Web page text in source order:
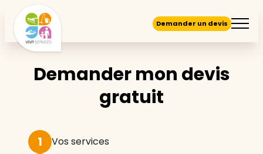
Demander un devis
Demander mon devis
gratuit
1 Vos services